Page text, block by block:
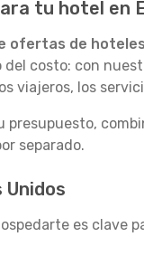
tu hotel en
ofertas de hoteles
costo: con
viajeros, los
presupuesto,
separado.
Unidos
es